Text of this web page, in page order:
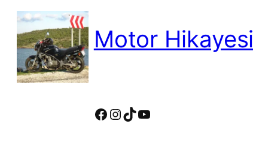
İçeriğe
geç
Motor Hikayesi
Facebook InstagramTikTok YouTube